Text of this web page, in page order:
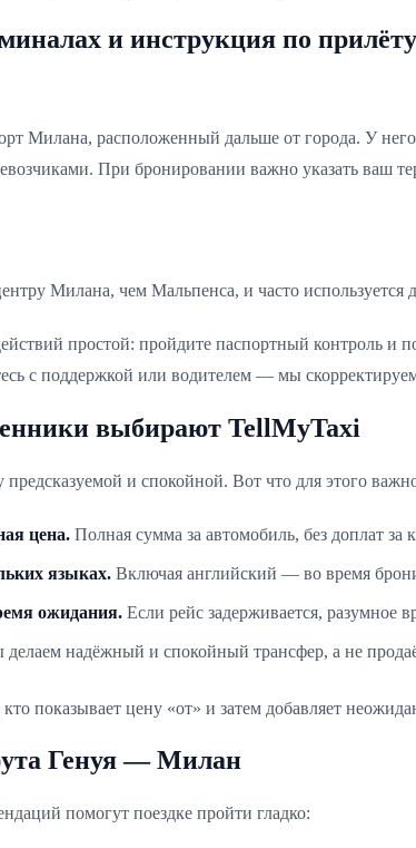
и инструкция по прилёту
Милана, расположенный дальше от города. У
При бронировании важно указать ваш
Милана, чем Мальпенса, и часто используется
простой: пройдите паспортный контроль и
с поддержкой или водителем — мы
выбирают TellMyTaxi
и спокойной. Вот что для этого
цена. Полная сумма за автомобиль, без доплат
языках. Включая английский — во время
ожидания. Если рейс задерживается, разумное
надёжный и спокойный трансфер, а не
показывает цену «от» и затем добавляет
Генуя — Милан
помогут поездке пройти гладко: